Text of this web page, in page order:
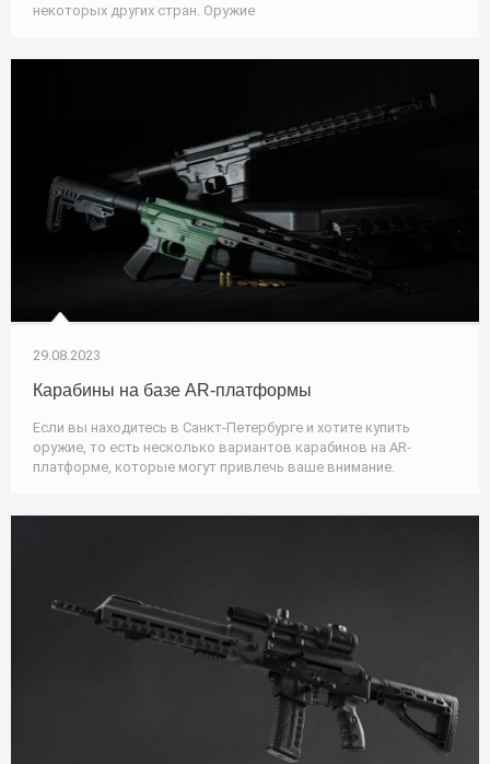
некоторых других стран. Оружие
29.08.2023
Карабины на базе AR-платформы
Если вы находитесь в Санкт-Петербурге и хотите купить
оружие, то есть несколько вариантов карабинов на AR-
платформе, которые могут привлечь ваше внимание.